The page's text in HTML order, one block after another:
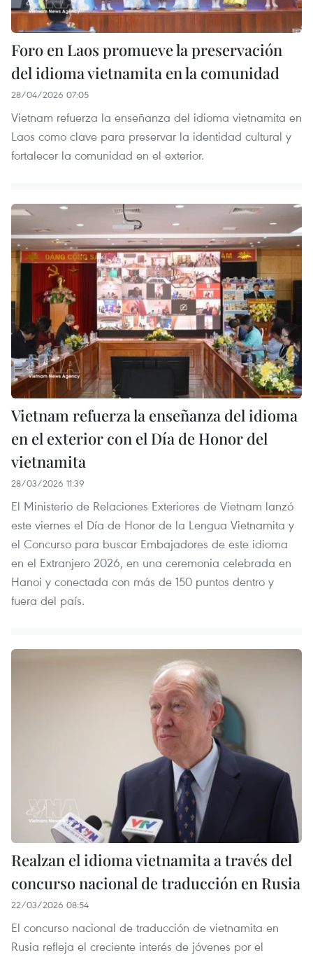
Foro en Laos promueve la preservación
del idioma vietnamita en la comunidad
28/04/2026 07:05
Vietnam refuerza la enseñanza del idioma vietnamita en
Laos como clave para preservar la identidad cultural y
fortalecer la comunidad en el exterior.
Vietnam refuerza la enseñanza del idioma
en el exterior con el Día de Honor del
vietnamita
28/03/2026 11:39
El Ministerio de Relaciones Exteriores de Vietnam lanzó
este viernes el Día de Honor de la Lengua Vietnamita y
el Concurso para buscar Embajadores de este idioma
en el Extranjero 2026, en una ceremonia celebrada en
Hanoi y conectada con más de 150 puntos dentro y
fuera del país.
Realzan el idioma vietnamita a través del
concurso nacional de traducción en Rusia
22/03/2026 08:54
El concurso nacional de traducción de vietnamita en
Rusia refleja el creciente interés de jóvenes por el